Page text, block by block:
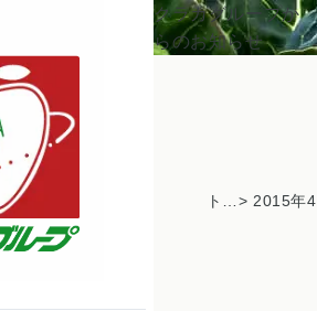
クラカグループか
らのお知らせ
トピックス一覧